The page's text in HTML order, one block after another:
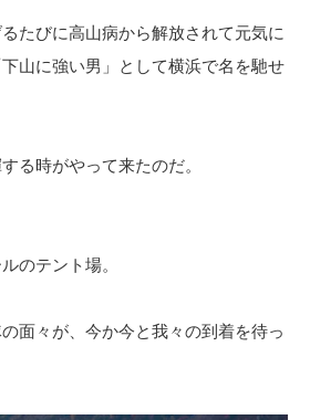
たびに高山病から解放されて元気に
山に強い男」として横浜で名を馳せ
る時がやって来たのだ。
のテント場。
面々が、今か今と我々の到着を待っ